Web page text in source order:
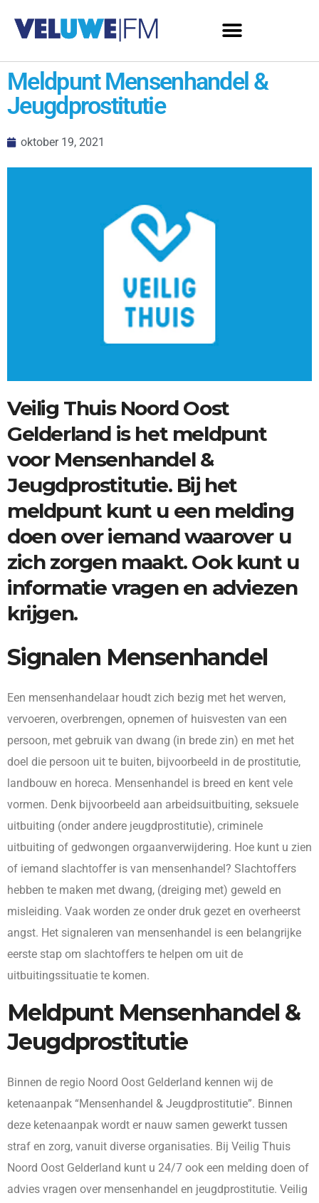
Meldpunt Mensenhandel &
Jeugdprostitutie
oktober 19, 2021
Veilig Thuis Noord Oost
Gelderland is het meldpunt
voor Mensenhandel &
Jeugdprostitutie. Bij het
meldpunt kunt u een melding
doen over iemand waarover u
zich zorgen maakt. Ook kunt u
informatie vragen en adviezen
krijgen.
Signalen Mensenhandel
Een mensenhandelaar houdt zich bezig met het werven,
vervoeren, overbrengen, opnemen of huisvesten van een
persoon, met gebruik van dwang (in brede zin) en met het
doel die persoon uit te buiten, bijvoorbeeld in de prostitutie,
landbouw en horeca. Mensenhandel is breed en kent vele
vormen. Denk bijvoorbeeld aan arbeidsuitbuiting, seksuele
uitbuiting (onder andere jeugdprostitutie), criminele
uitbuiting of gedwongen orgaanverwijdering. Hoe kunt u zien
of iemand slachtoffer is van mensenhandel? Slachtoffers
hebben te maken met dwang, (dreiging met) geweld en
misleiding. Vaak worden ze onder druk gezet en overheerst
angst. Het signaleren van mensenhandel is een belangrijke
eerste stap om slachtoffers te helpen om uit de
uitbuitingssituatie te komen.
Meldpunt Mensenhandel &
Jeugdprostitutie
Binnen de regio Noord Oost Gelderland kennen wij de
ketenaanpak “Mensenhandel & Jeugdprostitutie”. Binnen
deze ketenaanpak wordt er nauw samen gewerkt tussen
straf en zorg, vanuit diverse organisaties. Bij Veilig Thuis
Noord Oost Gelderland kunt u 24/7 ook een melding doen of
advies vragen over mensenhandel en jeugdprostitutie. Veilig